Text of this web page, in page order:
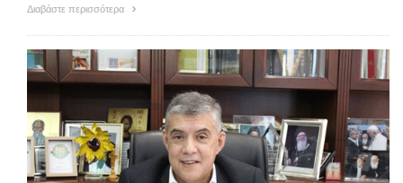
Διαβάστε περισσότερα